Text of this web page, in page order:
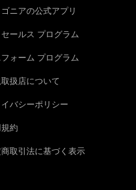
ニアの公式アプリ
ールス プログラム
ォーム プログラム
扱店について
バシーポリシー
約
取引法に基づく表示